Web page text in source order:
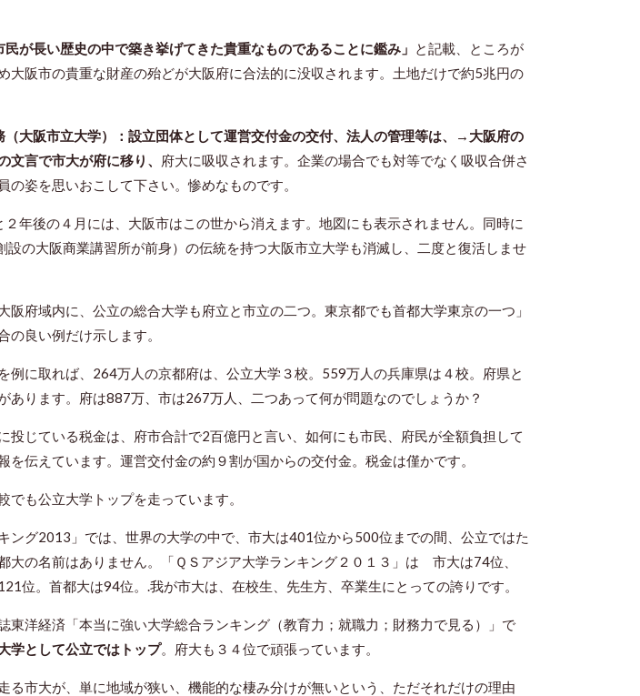
民が長い歴史の中で築き挙げてきた貴重なものであることに鑑み」 と記載、ところが
大阪市の貴重な財産の殆どが大阪府に合法的に没収されます。土地だけで約5兆円の
（大阪市立大学）：設立団体として運営交付金の交付、法人の管理等は、→大阪府の
文言で市大が府に移り、 府大に吸収されます。企業の場合でも対等でなく吸収合併さ
の姿を思いおこして下さい。惨めなものです。
年後の４月には、大阪市はこの世から消えます。地図にも表示されません。同時に
設の大阪商業講習所が前身）の伝統を持つ大阪市立大学も消滅し、二度と復活しませ
阪府域内に、公立の総合大学も府立と市立の二つ。東京都でも首都大学東京の一つ」
の良い例だけ示します。
例に取れば、264万人の京都府は、公立大学３校。559万人の兵庫県は４校。府県と
あります。府は887万、市は267万人、二つあって何が問題なのでしょうか？
投じている税金は、府市合計で2百億円と言い、如何にも市民、府民が全額負担して
を伝えています。運営交付金の約９割が国からの交付金。税金は僅かです。
でも公立大学トップを走っています。
ング2013」では、世界の大学の中で、市大は401位から500位までの間、公立ではた
大の名前はありません。「ＱＳアジア大学ランキング２０１３」は 市大は74位、
位。首都大は94位。.我が市大は、在校生、先生方、卒業生にとっての誇りです。
東洋経済「本当に強い大学総合ランキング（教育力；就職力；財務力で見る）」で
学として公立ではトップ。府大も３４位で頑張っています。
る市大が、単に地域が狭い、機能的な棲み分けが無いという、ただそれだけの理由